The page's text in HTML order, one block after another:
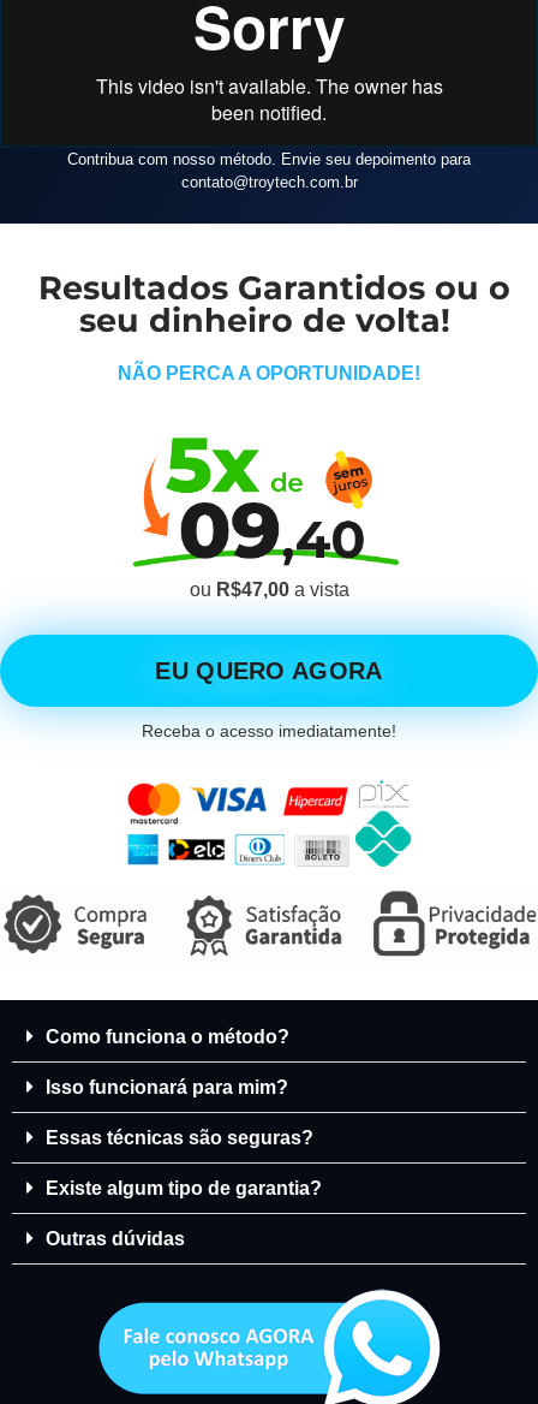
Contribua com nosso método. Envie seu depoimento para
contato@troytech.com.br
Resultados Garantidos ou o
seu dinheiro de volta!
NÃO PERCA A OPORTUNIDADE!
ou R$47,00a vista
EU QUERO AGORA
Receba o acesso imediatamente!
Como funciona o método?
Isso funcionará para mim?
Essas técnicas são seguras?
Existe algum tipo de garantia?
Outras dúvidas